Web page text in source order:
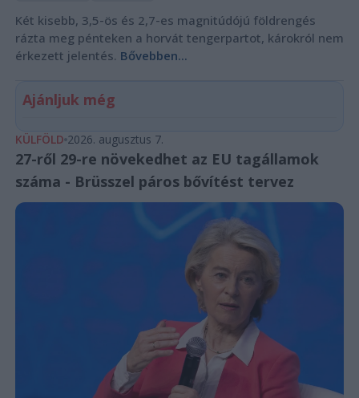
Két kisebb, 3,5-ös és 2,7-es magnitúdójú földrengés
rázta meg pénteken a horvát tengerpartot, károkról nem
érkezett jelentés. Bővebben...
Ajánljuk még
KÜLFÖLD 2026. augusztus 7.
27-ről 29-re növekedhet az EU tagállamok
száma - Brüsszel páros bővítést tervez